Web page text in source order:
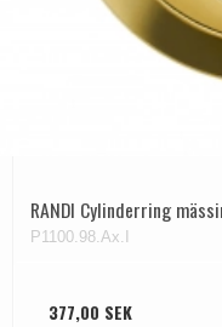
RANDI Cylinderring
P1100.98.Ax.I
377,00 SEK